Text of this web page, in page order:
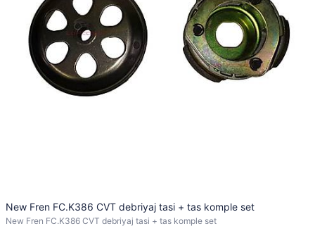
New Fren FC.K386 CVT debriyaj tasi + tas komple set
New Fren FC.K386 CVT debriyaj tasi + tas komple set